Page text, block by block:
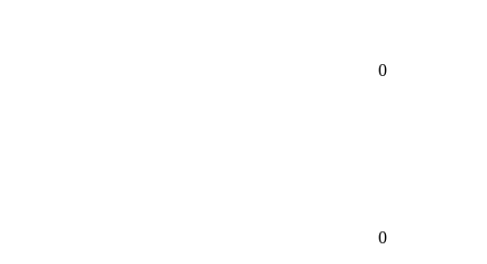
0
0